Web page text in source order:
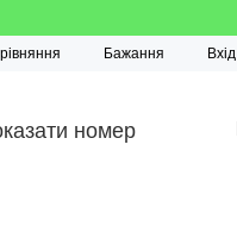
Бажання Вхід
номер